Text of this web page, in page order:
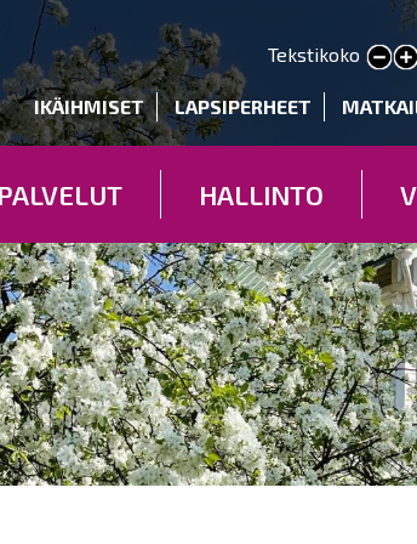
pääsisältöön
Tekstikoko
Pienennä tekstin kokoa
Suurenna tekstin
IKÄIHMISET LAPSIPERHEET
PALVELUT HALLINTO